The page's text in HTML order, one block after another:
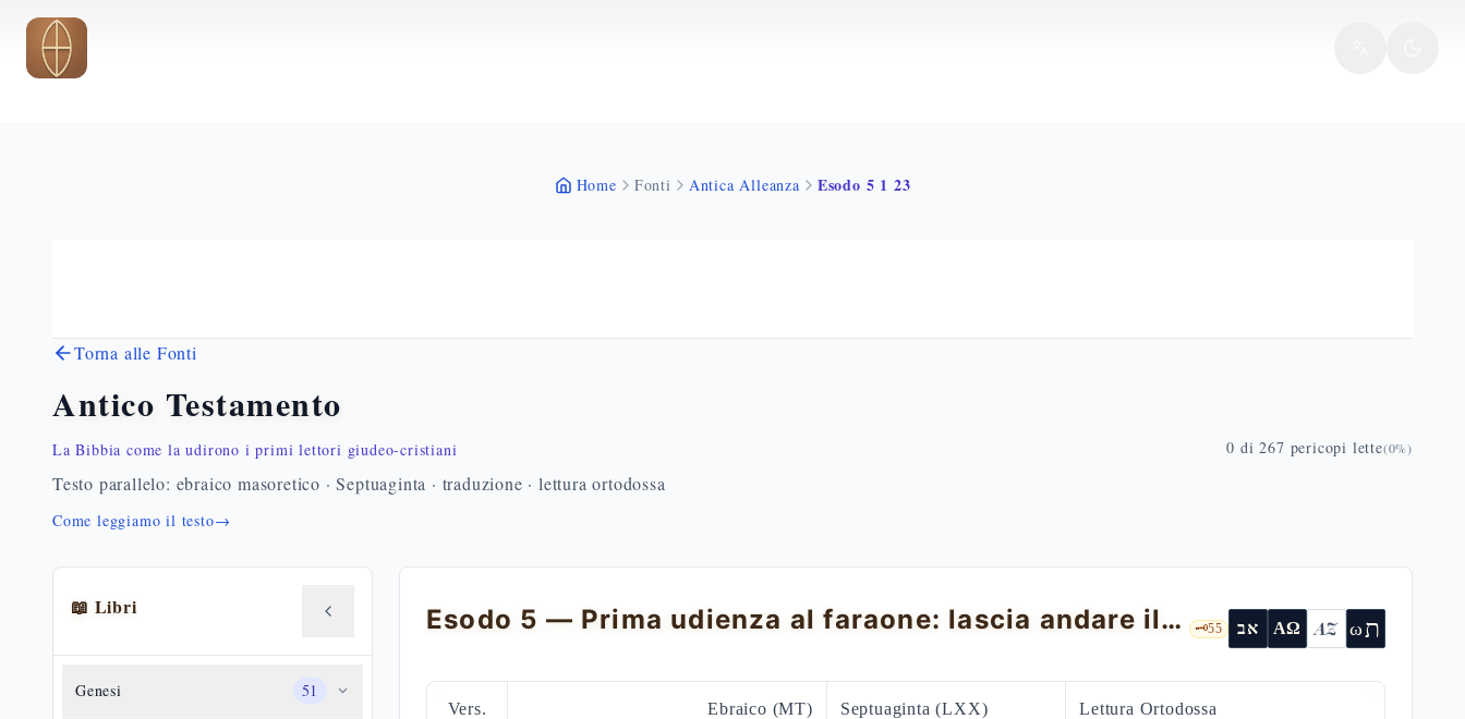
Vai al contenuto principale
Home Fonti Antica Alleanza Esodo 5 1 23
Torna alle Fonti
Antico Testamento
La Bibbia come la udirono i primi lettori giudeo-cristiani
Testo parallelo: ebraico masoretico · Septuaginta · traduzione · lettura ortodossa
Come leggiamo il testo→
0 di 267 pericopi lette(0%)
📖 Libri
Genesi 51
Esodo 5 — Prima udienza al faraone: lascia andare il mio popolo 🗝️55 אב ΑΩ AZ ωת
Vers. Ebraico (MT) Septuaginta (LXX) Lettura Ortodossa